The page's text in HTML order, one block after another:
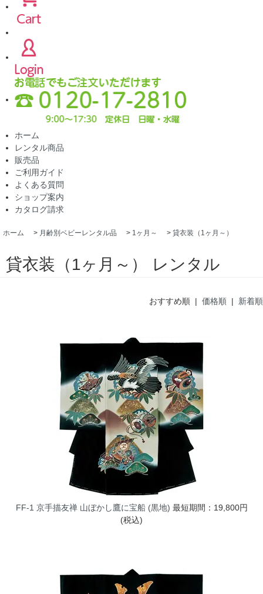
ホーム
レンタル商品
販売品
ご利用ガイド
よくある質問
ショップ案内
カタログ請求
ホーム > 月齢別ベビーレンタル品 > 1ヶ月～ > 貸衣装（1ヶ月～）
貸衣装（1ヶ月～） レンタル
おすすめ順 | 価格順 | 新着順
FF-1 京手描友禅 山ぼかし鷹に宝船 (黒地) 最短期間：19,800円
(税込)